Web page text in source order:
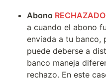
Abono RECHAZADO
a cuando el abono
enviada a tu banco,
puede deberse a
banco maneja
rechazo. En este